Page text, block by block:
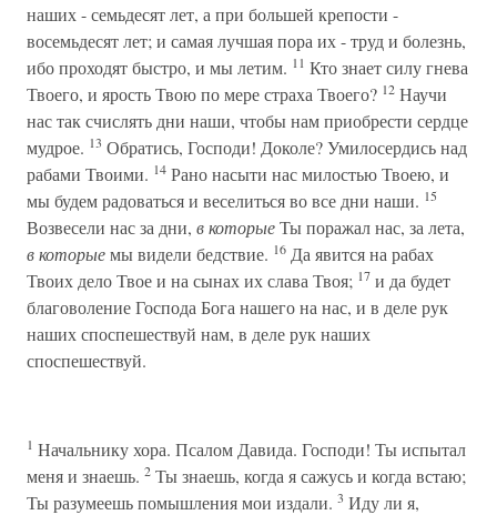
наших - семьдесят лет, а при большей крепости -
восемьдесят лет; и самая лучшая пора их - труд и болезнь,
ибо проходят быстро, и мы летим. 11 Кто знает силу гнева
Твоего, и ярость Твою по мере страха Твоего? 12 Научи
нас так счислять дни наши, чтобы нам приобрести сердце
мудрое. 13 Обратись, Господи! Доколе? Умилосердись над
рабами Твоими. 14 Рано насыти нас милостью Твоею, и
мы будем радоваться и веселиться во все дни наши. 15
Возвесели нас за дни, в которыеТы поражал нас, за лета,
в которыемы видели бедствие. 16 Да явится на рабах
Твоих дело Твое и на сынах их слава Твоя; 17 и да будет
благоволение Господа Бога нашего на нас, и в деле рук
наших споспешествуй нам, в деле рук наших
споспешествуй.
1 Начальнику хора. Псалом Давида. Господи! Ты испытал
меня и знаешь. 2 Ты знаешь, когда я сажусь и когда встаю;
Ты разумеешь помышления мои издали. 3 Иду ли я,